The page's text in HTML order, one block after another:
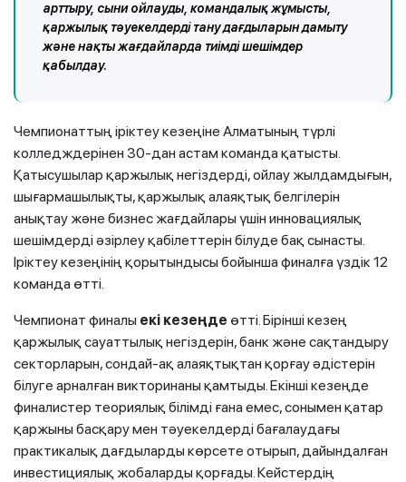
арттыру, сыни ойлауды, командалық жұмысты,
қаржылық тәуекелдерді тану дағдыларын дамыту
және нақты жағдайларда тиімді шешімдер
қабылдау.
Чемпионаттың іріктеу кезеңіне Алматының түрлі
колледждерінен 30-дан астам команда қатысты.
Қатысушылар қаржылық негіздерді, ойлау жылдамдығын,
шығармашылықты, қаржылық алаяқтық белгілерін
анықтау және бизнес жағдайлары үшін инновациялық
шешімдерді әзірлеу қабілеттерін білуде бақ сынасты.
Іріктеу кезеңінің қорытындысы бойынша финалға үздік 12
команда өтті.
Чемпионат финалы екі кезеңде өтті. Бірінші кезең
қаржылық сауаттылық негіздерін, банк және сақтандыру
секторларын, сондай-ақ алаяқтықтан қорғау әдістерін
білуге арналған викторинаны қамтыды. Екінші кезеңде
финалистер теориялық білімді ғана емес, сонымен қатар
қаржыны басқару мен тәуекелдерді бағалаудағы
практикалық дағдыларды көрсете отырып, дайындалған
инвестициялық жобаларды қорғады. Кейстердің